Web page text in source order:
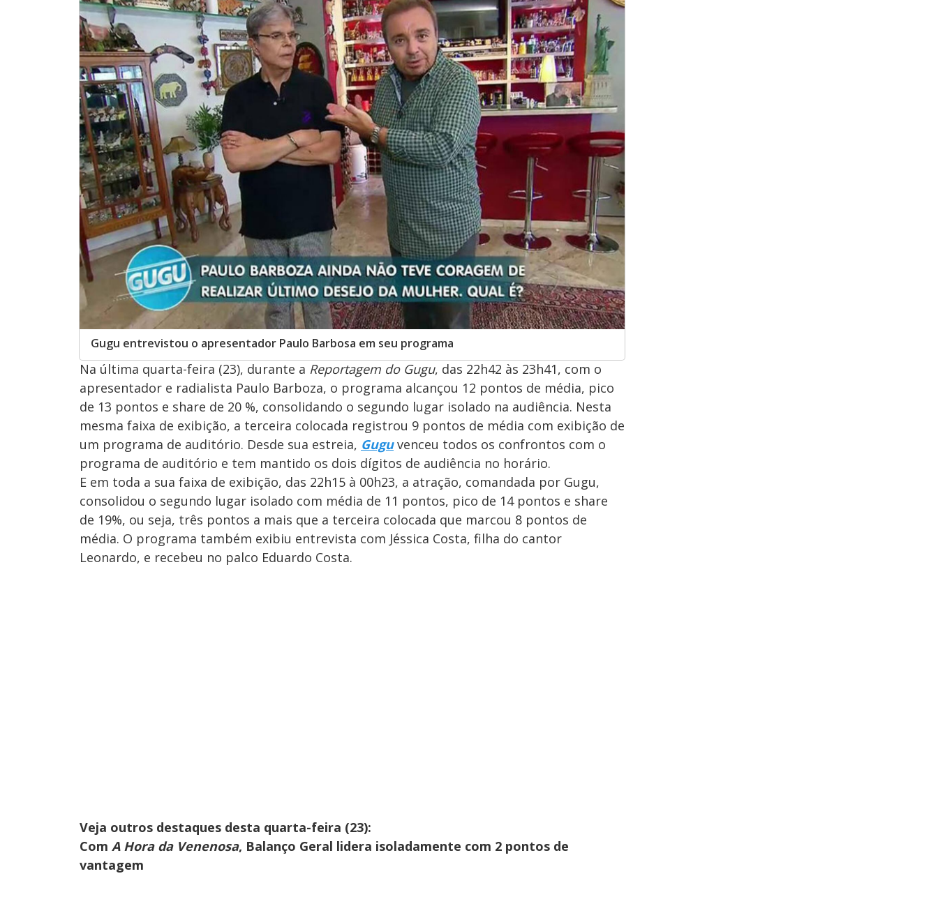
Gugu entrevistou o apresentador Paulo Barbosa em seu programa
Na última quarta-feira (23), durante a Reportagem do Gugu, das 22h42 às 23h41, com o
apresentador e radialista Paulo Barboza, o programa alcançou 12 pontos de média, pico
de 13 pontos e share de 20 %, consolidando o segundo lugar isolado na audiência. Nesta
mesma faixa de exibição, a terceira colocada registrou 9 pontos de média com exibição de
um programa de auditório. Desde sua estreia, Guguvenceu todos os confrontos com o
programa de auditório e tem mantido os dois dígitos de audiência no horário.
E em toda a sua faixa de exibição, das 22h15 à 00h23, a atração, comandada por Gugu,
consolidou o segundo lugar isolado com média de 11 pontos, pico de 14 pontos e share
de 19%, ou seja, três pontos a mais que a terceira colocada que marcou 8 pontos de
média. O programa também exibiu entrevista com Jéssica Costa, filha do cantor
Leonardo, e recebeu no palco Eduardo Costa.
Veja outros destaques desta quarta-feira (23):
Com A Hora da Venenosa, Balanço Geral lidera isoladamente com 2 pontos de
vantagem